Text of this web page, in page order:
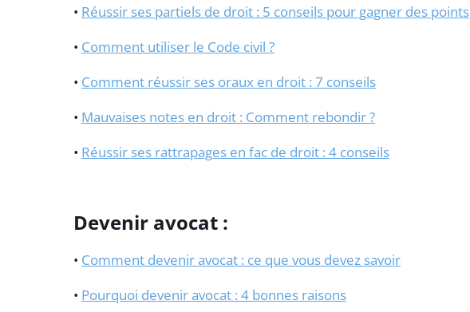
• Réussir ses partiels de droit : 5 conseils pour gagner des points
• Comment utiliser le Code civil ?
• Comment réussir ses oraux en droit : 7 conseils
• Mauvaises notes en droit : Comment rebondir ?
• Réussir ses rattrapages en fac de droit : 4 conseils
Devenir avocat :
• Comment devenir avocat : ce que vous devez savoir
• Pourquoi devenir avocat : 4 bonnes raisons